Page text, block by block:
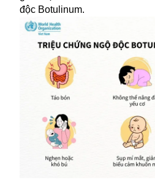
độc Botulinum.